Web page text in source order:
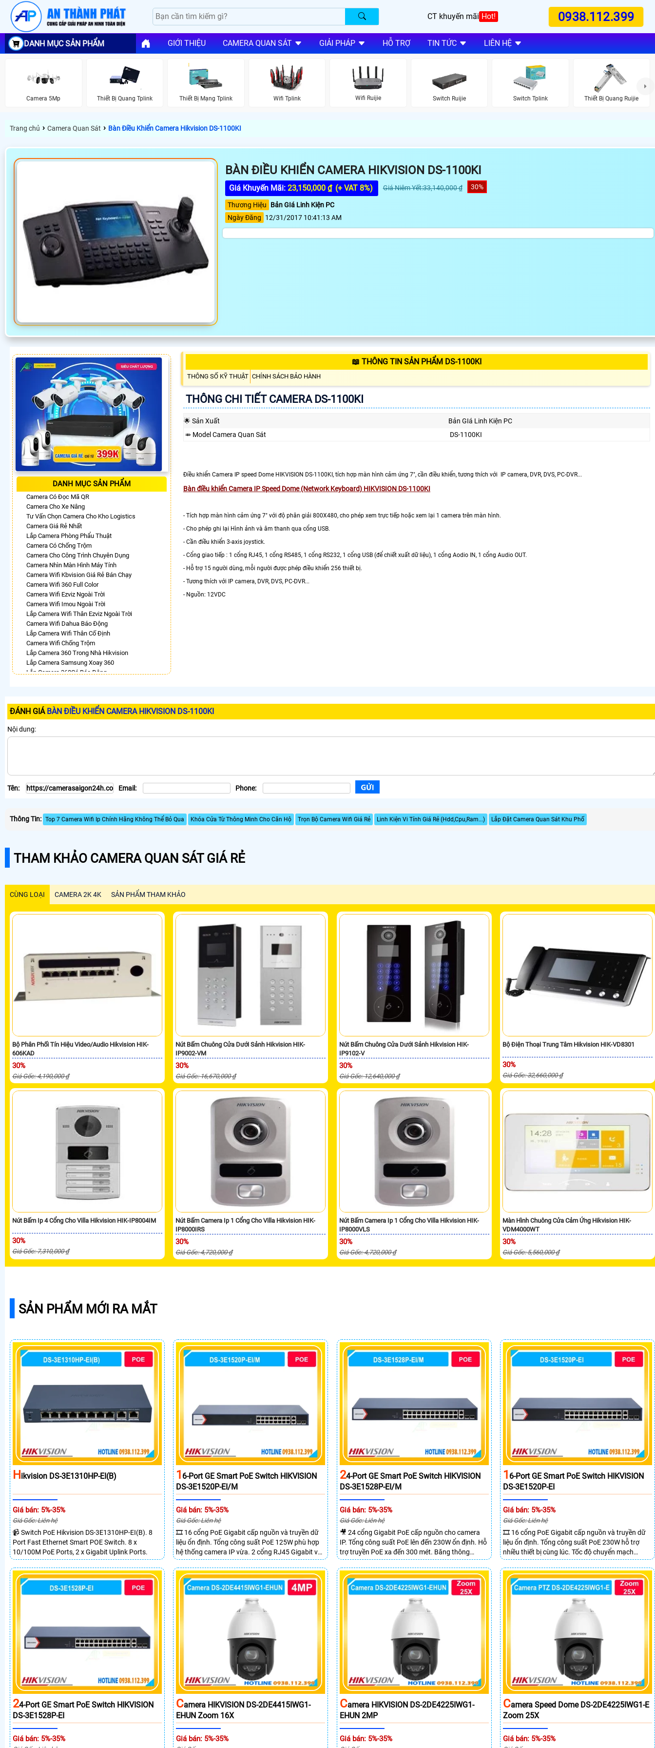
CT khuyến mãi Hot! 0938.112.399
DANH MỤC SẢN PHẨM GIỚI THIỆU CAMERA QUAN SÁT GIẢI PHÁP HỖ TRỢ TIN TỨC LIÊN HỆ
Camera 5Mp Thiết Bị Quang Tplink Thiết Bị Mạng Tplink Wifi Tplink Wifi Ruijie Switch Ruijie Switch Tplink Thiết Bị Quang Ruijie
Trang chủ › Camera Quan Sát › Bàn Điều Khiển Camera Hikvision DS-1100KI
BÀN ĐIỀU KHIỂN CAMERA HIKVISION DS-1100KI
Giá Khuyến Mãi: 23,150,000 ₫ (+ VAT 8%) Giá Niêm Yết:33,140,000 ₫ 30%
Thương Hiệu
Bản GIá Linh Kiện PC
Ngày Đăng
12/31/2017 10:41:13 AM
DANH MỤC SẢN PHẨM
Camera Có Đọc Mã QR
Camera Cho Xe Nâng
Tư Vấn Chọn Camera Cho Kho Logistics
Camera Giá Rẻ Nhất
Lắp Camera Phòng Phẩu Thuật
Camera Có Chống Trộm
Camera Cho Công Trình Chuyên Dụng
Camera Nhìn Màn Hình Máy Tính
Camera Wifi Kbvision Giá Rẻ Bán Chạy
Camera Wifi 360 Full Color
Camera Wifi Ezviz Ngoài Trời
Camera Wifi Imou Ngoài Trời
Lắp Camera Wifi Thân Ezviz Ngoài Trời
Camera Wifi Dahua Báo Động
Lắp Camera Wifi Thân Cố Định
Camera Wifi Chống Trộm
Lắp Camera 360 Trong Nhà Hikvision
Lắp Camera Samsung Xoay 360
Lắp Camera 360Có Báo Động
Lắp Camera Xoay 360 Toàn Cảnh
Camera Wifi Hikvision Ngoài Trời 360
LẮP CAMERA THEO NHU CẦU
Lắp Camera Cửa Hàng Giá Rẻ
Camera 360 Giá Rẻ
📖 THÔNG TIN SẢN PHẨM DS-1100KI
THÔNG SỐ KỸ THUẬT CHÍNH SÁCH BẢO HÀNH
THÔNG CHI TIẾT CAMERA DS-1100KI
🌟 Sản Xuất
Bản GIá Linh Kiện PC
⤃ Model Camera Quan Sát
DS-1100KI
Điều khiển Camera IP speed Dome HIKVISION DS-1100KI, tích hợp màn hình cảm ứng 7", cần điều khiển, tương thích với IP camera, DVR, DVS, PC-DVR...
Bàn điều khiển Camera IP Speed Dome (Network Keyboard) HIKVISION DS-1100KI
- Tích hợp màn hình cảm ứng 7" với độ phân giải 800X480, cho phép xem trực tiếp hoặc xem lại 1 camera trên màn hình.
- Cho phép ghi lại Hình ảnh và âm thanh qua cổng USB.
- Cần điều khiển 3-axis joystick.
- Cổng giao tiếp : 1 cổng RJ45, 1 cổng RS485, 1 cổng RS232, 1 cổng USB (để chiết xuất dữ liệu), 1 cổng Aodio IN, 1 cổng Audio OUT.
- Hỗ trợ 15 người dùng, mỗi người được phép điều khiển 256 thiết bị.
- Tương thích với IP camera, DVR, DVS, PC-DVR...
- Nguồn: 12VDC
ĐÁNH GIÁ BÀN ĐIỀU KHIỂN CAMERA HIKVISION DS-1100KI
Nội dung:
Tên: Email: Phone:
Thông Tin: Top 7 Camera Wifi Ip Chính Hãng Không Thể Bỏ Qua Khóa Cửa Từ Thông Minh Cho Căn Hộ Trọn Bộ Camera Wifi Giá Rẻ Linh Kiện Vi Tính Giá Rẻ (Hdd,Cpu,Ram...) Lắp Đặt Camera Quan Sát Khu Phố
THAM KHẢO CAMERA QUAN SÁT GIÁ RẺ
CÙNG LOẠI CAMERA 2K 4K SẢN PHẨM THAM KHẢO
Bộ Phân Phối Tín Hiệu Video/Audio Hikvision HIK-
606KAD
30%
Giá Gốc: 4,190,000 ₫
Nút Bấm Chuông Cửa Dưới Sảnh Hikvision HIK-
IP9002-VM
30%
Giá Gốc: 16,670,000 ₫
Nút Bấm Chuông Cửa Dưới Sảnh Hikvision HIK-
IP9102-V
30%
Giá Gốc: 12,640,000 ₫
Bộ Điện Thoại Trung Tâm Hikvision HIK-VD8301
30%
Giá Gốc: 32,660,000 ₫
Nút Bấm Ip 4 Cổng Cho Villa Hikvision HIK-IP8004IM
30%
Giá Gốc: 7,310,000 ₫
Nút Bấm Camera Ip 1 Cổng Cho Villa Hikvision HIK-
IP8000IRS
30%
Giá Gốc: 4,720,000 ₫
Nút Bấm Camera Ip 1 Cổng Cho Villa Hikvision HIK-
IP8000VLS
30%
Giá Gốc: 4,720,000 ₫
Màn Hình Chuông Cửa Cảm Ứng Hikvision HIK-
VDM4000WT
30%
Giá Gốc: 5,560,000 ₫
SẢN PHẨM MỚI RA MẮT
H Ikvision DS-3E1310HP-EI(B)
Giá bán: 5%-35%
Giá Gốc: Liên hệ
📹 Switch PoE Hikvision DS-3E1310HP-EI(B). 8
Port Fast Ethernet Smart POE Switch. 8 x
10/100M PoE Ports, 2 x Gigabit Uplink Ports.
1 6-Port GE Smart PoE Switch HIKVISION
DS-3E1520P-EI/M
Giá bán: 5%-35%
Giá Gốc: Liên hệ
🎞 16 cổng PoE Gigabit cấp nguồn và truyền dữ
liệu ổn định. Tổng công suất PoE 125W phù hợp
hệ thống camera IP vừa. 2 cổng RJ45 Gigabit và
2 cổng quang SFP mở rộng linh hoạt. Hỗ trợ
truyền PoE xa tối đa lên đến 300 mét.
24-Port GE Smart PoE Switch HIKVISION
DS-3E1528P-EI/M
Giá bán: 5%-35%
Giá Gốc: Liên hệ
🎥 24 cổng Gigabit PoE cấp nguồn cho camera
IP. Tổng công suất PoE lên đến 230W ổn định. Hỗ
trợ truyền PoE xa đến 300 mét. Băng thông
chuyển mạch đạt 68 Gbps mạnh mẽ.
1 6-Port GE Smart PoE Switch HIKVISION
DS-3E1520P-EI
Giá bán: 5%-35%
Giá Gốc: Liên hệ
🎞 16 cổng PoE Gigabit cấp nguồn và truyền dữ
liệu ổn định. Tổng công suất PoE 230W hỗ trợ
nhiều thiết bị cùng lúc. Tốc độ chuyển mạch
68Gbps đảm bảo hiệu suất cao ổn định. Hỗ trợ
truyền PoE xa lên đến 300m cho hệ thống
camera.
24-Port GE Smart PoE Switch HIKVISION
DS-3E1528P-EI
Giá bán: 5%-35%
CAmera HIKVISION DS-2DE4415IWG1-
EHUN Zoom 16X
Giá bán: 5%-35%
CAmera HIKVISION DS-2DE4225IWG1-
EHUN 2MP
Giá bán: 5%-35%
CAmera Speed Dome DS-2DE4225IWG1-E
Zoom 25X
Giá bán: 5%-35%